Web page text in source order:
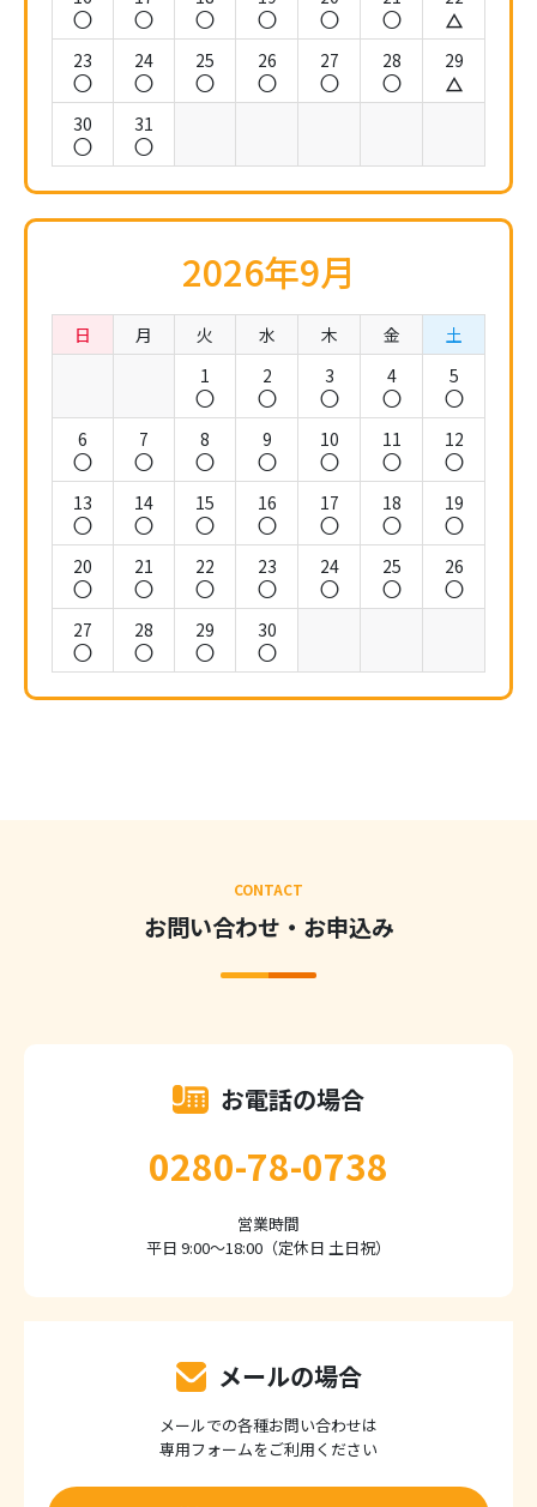
23 24 25 26 27 28 29
30 31
2026年9月
日 月 火 水 木 金
土
1
2 3 4 5
6 7 8 9 10 11 12
13 14 15 16 17 18 19
20 21 22 23 24 25 26
27 28 29 30
CONTACT
お問い合わせ・お申込み
お電話の場合
0280-78-0738
営業時間
平日 9:00～18:00（定休日 土日祝）
メールの場合
メールでの各種お問い合わせは
専用フォームをご利用ください